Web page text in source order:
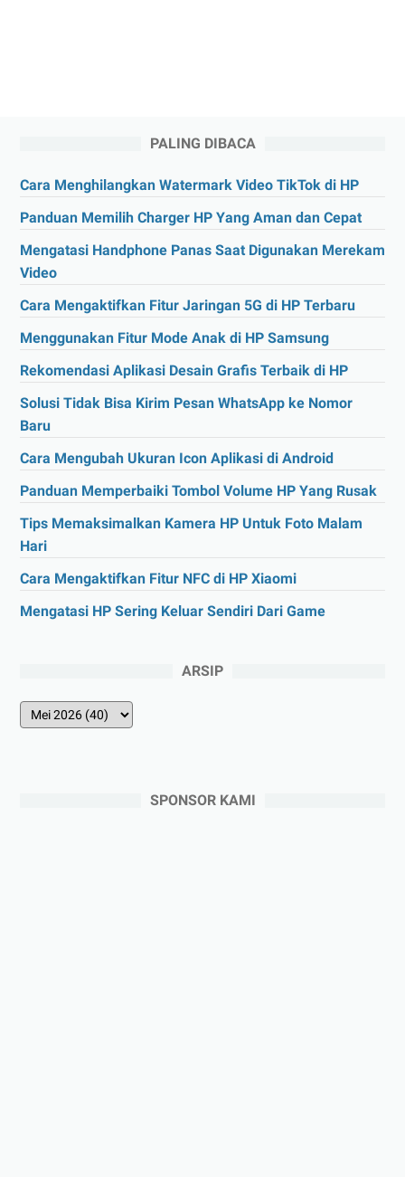
PALING DIBACA
Cara Menghilangkan Watermark Video TikTok di HP
Panduan Memilih Charger HP Yang Aman dan Cepat
Mengatasi Handphone Panas Saat Digunakan Merekam
Video
Cara Mengaktifkan Fitur Jaringan 5G di HP Terbaru
Menggunakan Fitur Mode Anak di HP Samsung
Rekomendasi Aplikasi Desain Grafis Terbaik di HP
Solusi Tidak Bisa Kirim Pesan WhatsApp ke Nomor
Baru
Cara Mengubah Ukuran Icon Aplikasi di Android
Panduan Memperbaiki Tombol Volume HP Yang Rusak
Tips Memaksimalkan Kamera HP Untuk Foto Malam
Hari
Cara Mengaktifkan Fitur NFC di HP Xiaomi
Mengatasi HP Sering Keluar Sendiri Dari Game
ARSIP
SPONSOR KAMI